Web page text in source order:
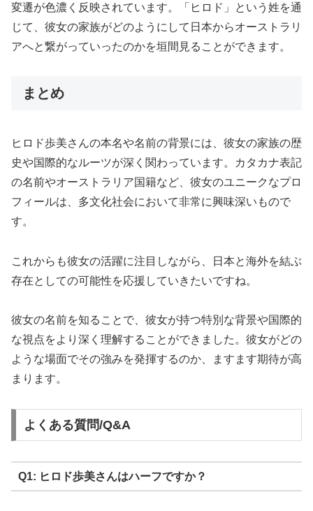
変遷が色濃く反映されています。「ヒロド」という姓を通
じて、彼女の家族がどのようにして日本からオーストラリ
アへと繋がっていったのかを垣間見ることができます。
まとめ
ヒロド歩美さんの本名や名前の背景には、彼女の家族の歴
史や国際的なルーツが深く関わっています。カタカナ表記
の名前やオーストラリア国籍など、彼女のユニークなプロ
フィールは、多文化社会において非常に興味深いもので
す。
これからも彼女の活躍に注目しながら、日本と海外を結ぶ
存在としての可能性を応援していきたいですね。
彼女の名前を知ることで、彼女が持つ特別な背景や国際的
な視点をより深く理解することができました。彼女がどの
ような場面でその強みを発揮するのか、ますます期待が高
まります。
よくある質問/Q&A
Q1: ヒロド歩美さんはハーフですか？